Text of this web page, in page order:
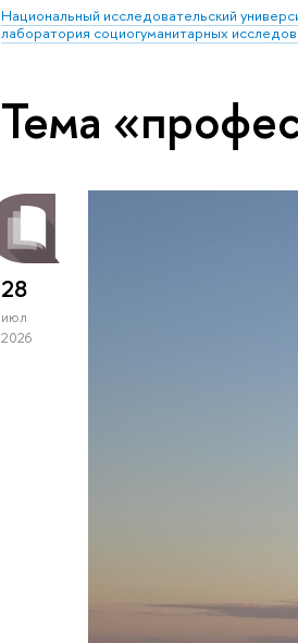
Национальный исследовательский
лаборатория социогуманитарных
Тема
28
июл
2026